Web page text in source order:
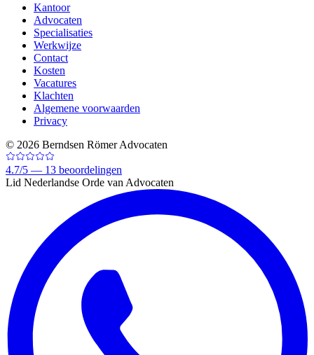
Kantoor
Advocaten
Specialisaties
Werkwijze
Contact
Kosten
Vacatures
Klachten
Algemene voorwaarden
Privacy
© 2026 Berndsen Römer Advocaten
4.7/5 — 13 beoordelingen
Lid Nederlandse Orde van Advocaten